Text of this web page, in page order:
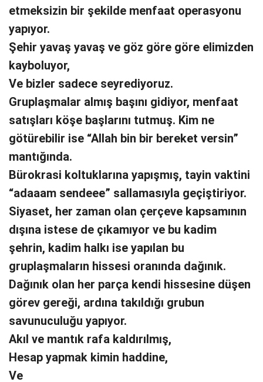
etmeksizin bir şekilde menfaat operasyonu
yapıyor.
Şehir yavaş yavaş ve göz göre göre elimizden
kayboluyor,
Ve bizler sadece seyrediyoruz.
Gruplaşmalar almış başını gidiyor, menfaat
satışları köşe başlarını tutmuş. Kim ne
götürebilir ise “Allah bin bir bereket versin”
mantığında.
Bürokrasi koltuklarına yapışmış, tayin vaktini
“adaaam sendeee” sallamasıyla geçiştiriyor.
Siyaset, her zaman olan çerçeve kapsamının
dışına istese de çıkamıyor ve bu kadim
şehrin, kadim halkı ise yapılan bu
gruplaşmaların hissesi oranında dağınık.
Dağınık olan her parça kendi hissesine düşen
görev gereği, ardına takıldığı grubun
savunuculuğu yapıyor.
Akıl ve mantık rafa kaldırılmış,
Hesap yapmak kimin haddine,
Ve